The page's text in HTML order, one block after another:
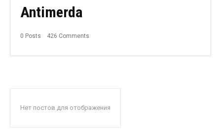
Antimerda
0 Posts 426 Comments
Нет постов для отображения